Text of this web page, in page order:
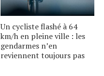
Un cycliste flashé à 64
km/h en pleine ville : les
gendarmes nʼen
reviennent toujours pas